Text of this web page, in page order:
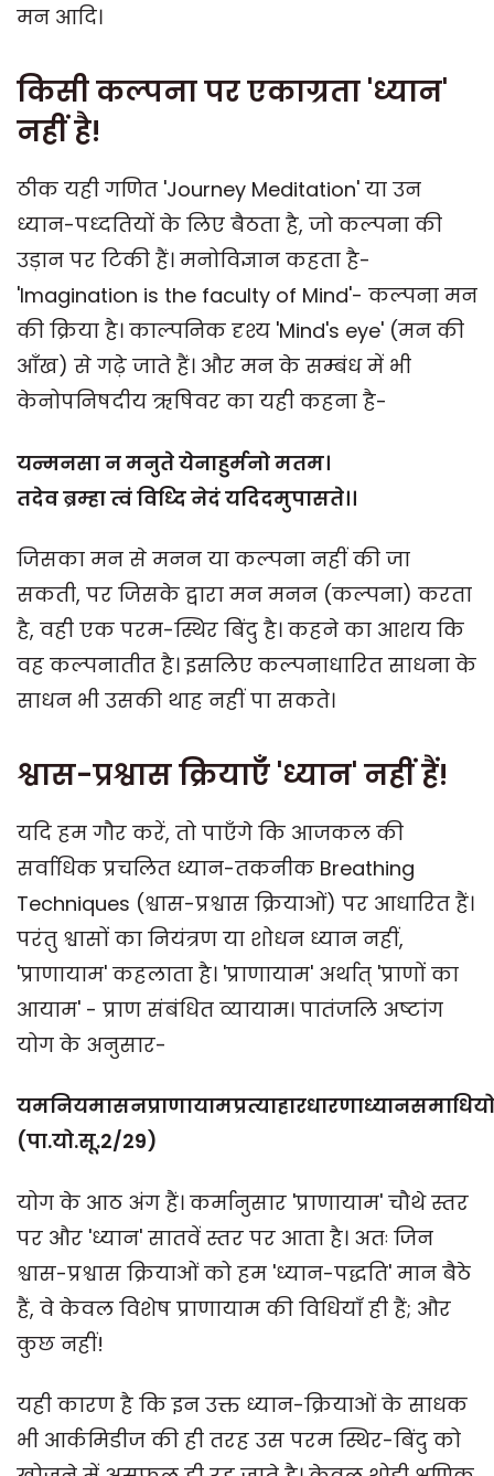
मन आदि।
किसी कल्पना पर एकाग्रता 'ध्यान'
नहीं है!
ठीक यही गणित 'Journey Meditation' या उन
ध्यान-पध्दतियों के लिए बैठता है, जो कल्पना की
उड़ान पर टिकी हैं। मनोविज्ञान कहता है-
'Imagination is the faculty of Mind'- कल्पना मन
की क्रिया है। काल्पनिक दृश्य 'Mind's eye' (मन की
आँख) से गढ़े जाते हैं। और मन के सम्बंध में भी
केनोपनिषदीय ऋषिवर का यही कहना है-
यन्मनसा न मनुते येनाहुर्मनो मतम।
तदेव ब्रम्हा त्वं विध्दि नेदं यदिदमुपासते।।
जिसका मन से मनन या कल्पना नहीं की जा
सकती, पर जिसके द्वारा मन मनन (कल्पना) करता
है, वही एक परम-स्थिर बिंदु है। कहने का आशय कि
वह कल्पनातीत है। इसलिए कल्पनाधारित साधना के
साधन भी उसकी थाह नहीं पा सकते।
श्वास-प्रश्वास क्रियाएँ 'ध्यान'नहीं हैं!
यदि हम गौर करें, तो पाएँगे कि आजकल की
सर्वाधिक प्रचलित ध्यान-तकनीक Breathing
Techniques (श्वास-प्रश्वास क्रियाओं) पर आधारित हैं।
परंतु श्वासों का नियंत्रण या शोधन ध्यान नहीं,
'प्राणायाम' कहलाता है। 'प्राणायाम' अर्थात् 'प्राणों का
आयाम' - प्राण संबंधित व्यायाम। पातंजलि अष्टांग
योग के अनुसार-
(पा.यो.सू.2/29)
योग के आठ अंग हैं। कर्मानुसार 'प्राणायाम' चौथे स्तर
पर और 'ध्यान' सातवें स्तर पर आता है। अतः जिन
श्वास-प्रश्वास क्रियाओं को हम 'ध्यान-पद्धति' मान बैठे
हैं, वे केवल विशेष प्राणायाम की विधियाँ ही हैं; और
कुछ नहीं!
यही कारण है कि इन उक्त ध्यान-क्रियाओं के साधक
भी आर्कमिडीज की ही तरह उस परम स्थिर-बिंदु को